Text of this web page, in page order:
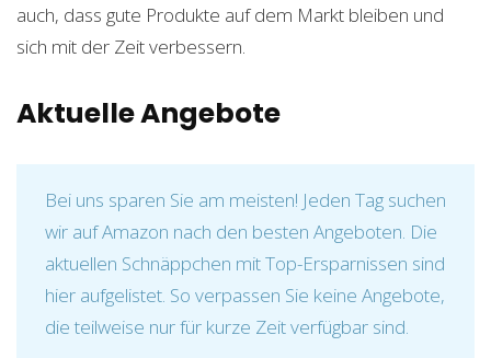
auch, dass gute Produkte auf dem Markt bleiben und
sich mit der Zeit verbessern.
Aktuelle Angebote
Bei uns sparen Sie am meisten! Jeden Tag suchen
wir auf Amazon nach den besten Angeboten. Die
aktuellen Schnäppchen mit Top-Ersparnissen sind
hier aufgelistet. So verpassen Sie keine Angebote,
die teilweise nur für kurze Zeit verfügbar sind.